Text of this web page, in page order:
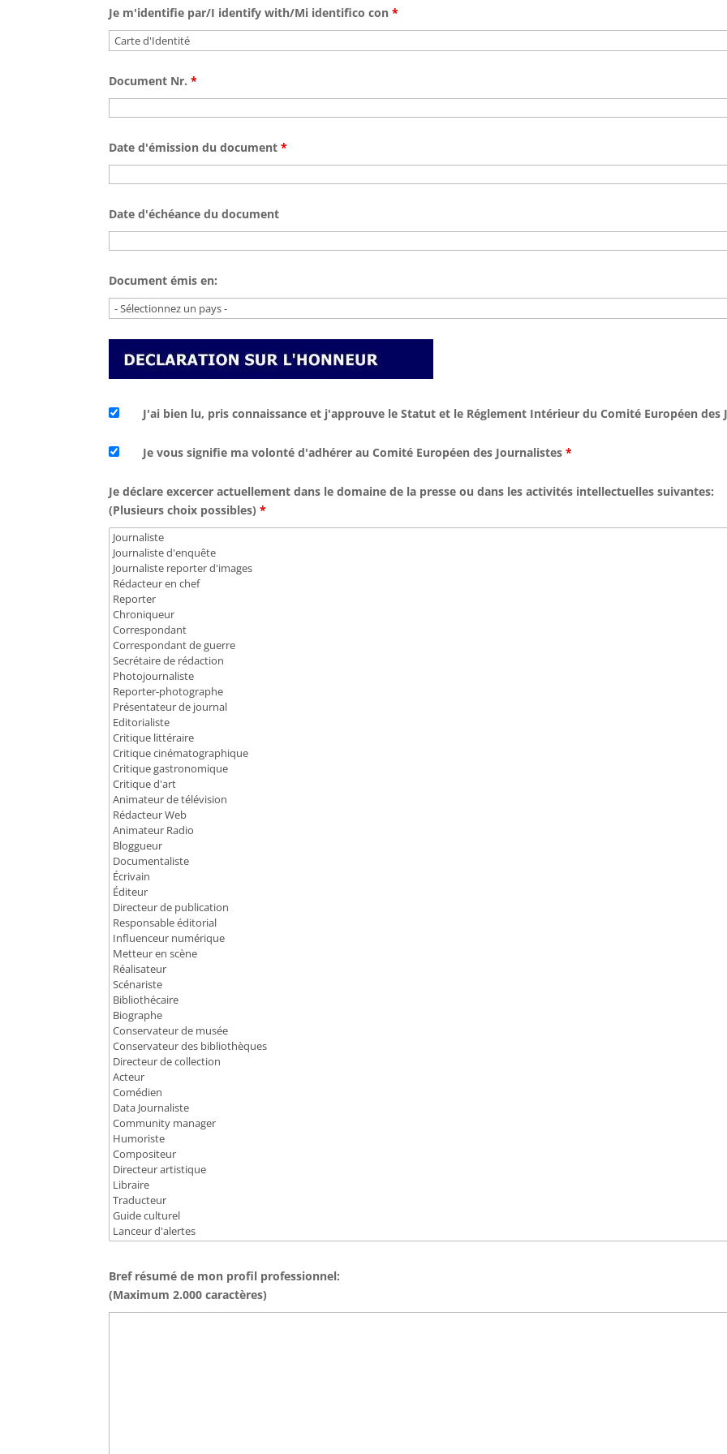
Je m'identifie par/I identify with/Mi identifico con*
Document Nr.*
Date d'émission du document*
Date d'échéance du document
Document émis en:
J'ai bien lu, pris connaissance et j'approuve le Statut et le Réglement Intérieur du Comité Européen des
Je vous signifie ma volonté d'adhérer au Comité Européen des Journalistes *
Je déclare excercer actuellement dans le domaine de la presse ou dans les activités intellectuelles suivantes:
(Plusieurs choix possibles)*
Bref résumé de mon profil professionnel:
(Maximum 2.000 caractères)